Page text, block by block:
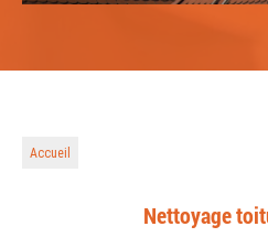
Accueil
Nettoyage